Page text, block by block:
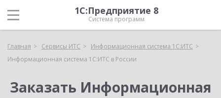
1С:Предприятие 8
Система программ
Главная Сервисы ИТС
Информационная система 1С:ИТС
Информационная система 1С:ИТС в России
Заказать Информационная